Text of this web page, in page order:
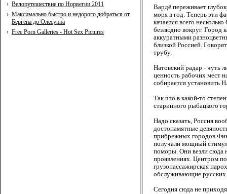
› Велопутешествие по Норвегии 2011
› Максимально быстро и недорого добраться от
Бергена до Олесунна
› Free Porn Galleries - Hot Sex Pictures
Вардё переживает
моря в год. Теперь эти
качается всего
безлюдно вокруг. Город
аккуратными
близкой Россией.
трубу.
Натовский радар - чуть
ценность рабочих мест
собирается установить
Так что в какой-то
старинного рыбацкого
Надо сказать, Россия
достопамятные
прибрежных городов
получали мощный стимул
поморы. Они везли сюда
проявлениях. Центром
грузопассажирская
обслуживающие русских
Сегодня сюда не